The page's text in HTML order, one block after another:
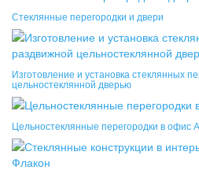
Стеклянные перегородки и двери
Изготовление и установка стеклянных
цельностеклянной дверью
Цельностеклянные перегородки в офис